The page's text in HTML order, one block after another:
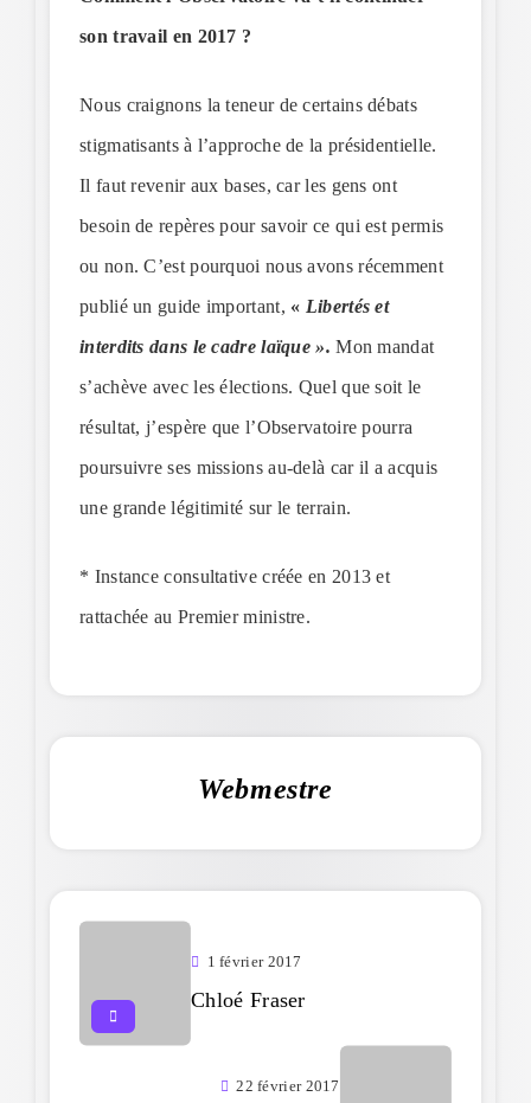
son travail en 2017 ?
Nous craignons la teneur de certains débats
stigmatisants à l’approche de la présidentielle.
Il faut revenir aux bases, car les gens ont
besoin de repères pour savoir ce qui est permis
ou non. C’est pourquoi nous avons récemment
publié un guide important, « Libertés et
interdits dans le cadre laïque ». Mon mandat
s’achève avec les élections. Quel que soit le
résultat, j’espère que l’Observatoire pourra
poursuivre ses missions au-delà car il a acquis
une grande légitimité sur le terrain.
* Instance consultative créée en 2013 et
rattachée au Premier ministre.
Webmestre
1 février 2017
Chloé Fraser
22 février 2017